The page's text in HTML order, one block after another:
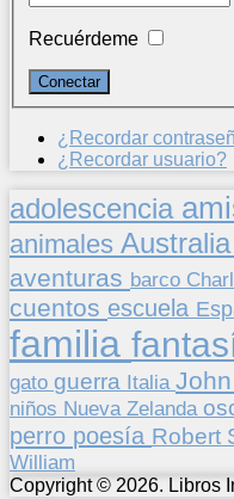
Recuérdeme
¿Recordar
¿Recordar usuario?
adolescencia
animales Australia
aventuras barco
cuentos escuela
familia
gato guerra Italia John
niños Nueva Zelanda
perro poesía Robert
William
Copyright © 2026. Libros